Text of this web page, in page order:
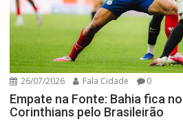
26/07/2026 Fala Cidade 0
Empate na Fonte: Bahia fica
Corinthians pelo Brasileirão